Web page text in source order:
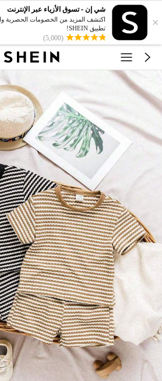
×
شي إن - تسوق الأزياء عبر الإنترنت
اكتشف المزيد من الخصومات الحصرية
تطبيق SHEIN!
(5,000)